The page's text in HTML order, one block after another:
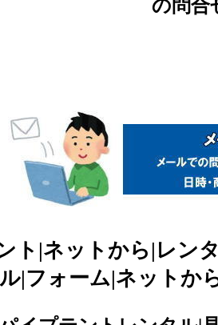
の問合
ト|ネットから|レン
|フォーム|ネットか